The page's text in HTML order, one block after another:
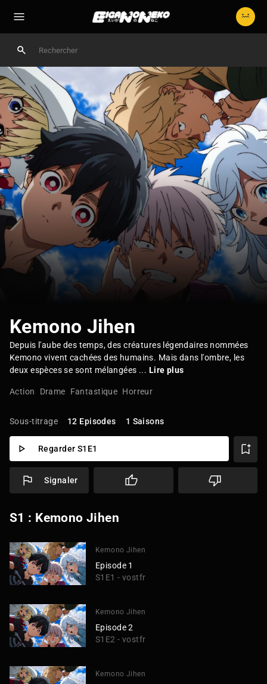
Kemono Jihen
Depuis l'aube des temps, des créatures légendaires nommées
Kemono vivent cachées des humains. Mais dans l'ombre, les
deux espèces se sont mélangées ... Lire plus
Action Drame Fantastique Horreur
Sous-titrage 12 Episodes 1 Saisons
Regarder S1E1
Signaler
S1 : Kemono Jihen
Kemono Jihen
Episode 1
S1E1 - vostfr
Kemono Jihen
Episode 2
S1E2 - vostfr
Kemono Jihen